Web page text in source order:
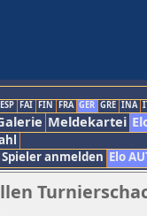
ESP FAI FIN FRA GER GRE INA
Meldekartei
Spieler anmelden Elo